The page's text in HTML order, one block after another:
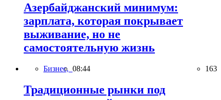
Азербайджанский минимум:
зарплата, которая покрывает
выживание, но не
самостоятельную жизнь
Бизнес, 08:44 163
Традиционные рынки под